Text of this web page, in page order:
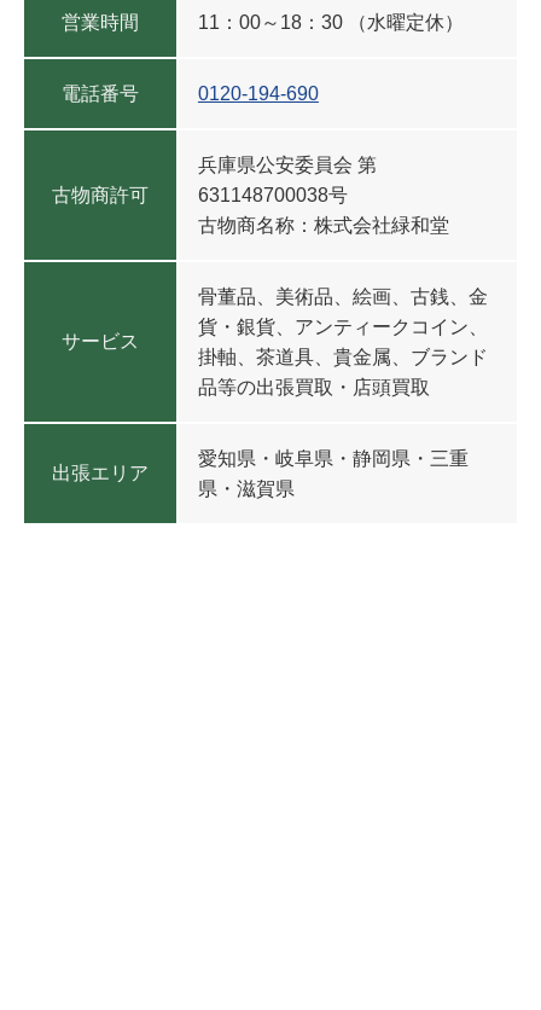
営業時間 11：00～18：30 （水曜定休）
電話番号 0120-194-690
古物商許可
兵庫県公安委員会 第
631148700038号
古物商名称：株式会社緑和堂
サービス
骨董品、美術品、絵画、古銭、金
貨・銀貨、アンティークコイン、
掛軸、茶道具、貴金属、ブランド
品等の出張買取・店頭買取
出張エリア
愛知県・岐阜県・静岡県・三重
県・滋賀県